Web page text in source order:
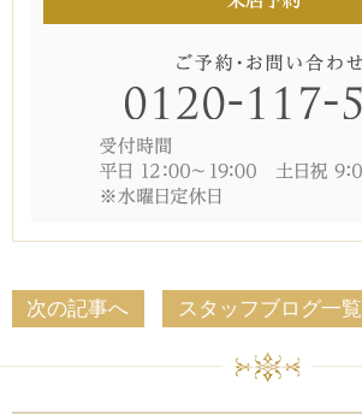
スタッフブログ一覧
次の記事へ